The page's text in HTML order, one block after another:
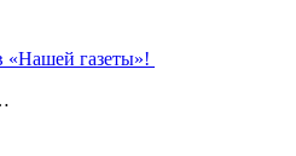
«Нашей газеты»!